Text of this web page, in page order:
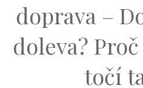
doprava –
doleva?
točí